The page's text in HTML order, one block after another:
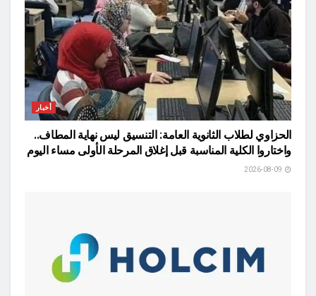
أخبار
الحزاوي لطلاب الثانوية العامة: التنسيق ليس نهاية المطاف..
واختاروا الكلية المناسبة قبل إغلاق المرحلة الأولى مساء اليوم